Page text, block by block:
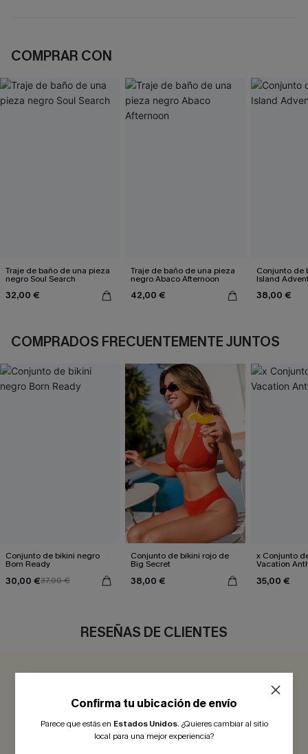
COMPRAR CON
Traje de baño de una pieza
negro Soul Search
32,00 €
Traje de baño de una pieza
negro Abaco Afternoon
42,00 €
Conjunto de
Island
38,00 €
COMPRADOS FRECUENTEMENTE JUNTOS
Conjunto de bikini negro
Born Ready
30,00 €37,00 €
Conjunto de bikini rojo de
Big Secret
38,00 €
x Conjunto
Vacation
35,00 €
RESEÑAS DE CLIENTES
EVALUAR
Confirma tu ubicación de envío
Parece que estás en Estados Unidos. ¿Quieres cambiar al sitio
local para una mejor experiencia?